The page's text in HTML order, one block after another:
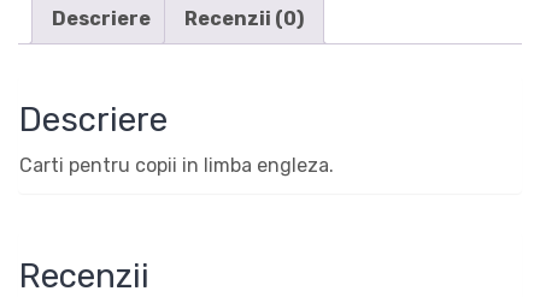
Descriere Recenzii (0)
Descriere
Carti pentru copii in limba engleza.
Recenzii